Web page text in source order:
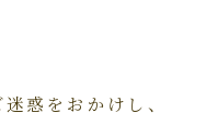
惑をおかけし、